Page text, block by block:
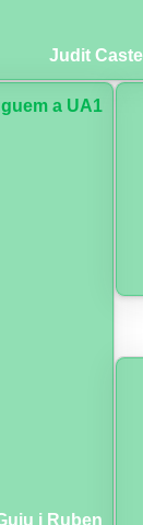
Judit
a UA1
i Ruben